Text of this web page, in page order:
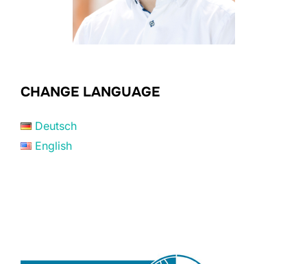
CHANGE LANGUAGE
Deutsch
English